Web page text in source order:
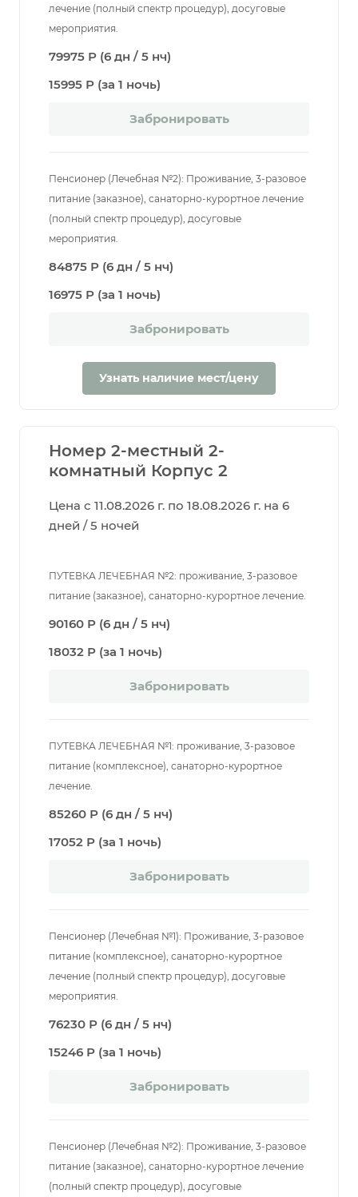
лечение (полный спектр процедур), досуговые
мероприятия.
79975 Р (6 дн / 5 нч)
15995 Р (за 1 ночь)
Забронировать
Пенсионер (Лечебная №2): Проживание, 3-разовое
питание (заказное), санаторно-курортное лечение
(полный спектр процедур), досуговые
мероприятия.
84875 Р (6 дн / 5 нч)
16975 Р (за 1 ночь)
Забронировать
Узнать наличие мест/цену
Номер 2-местный 2-
комнатный Корпус 2
Цена с 11.08.2026 г. по 18.08.2026 г. на 6
дней / 5 ночей
ПУТЕВКА ЛЕЧЕБНАЯ №2: проживание, 3-разовое
питание (заказное), санаторно-курортное лечение.
90160 Р (6 дн / 5 нч)
18032 Р (за 1 ночь)
Забронировать
ПУТЕВКА ЛЕЧЕБНАЯ №1: проживание, 3-разовое
питание (комплексное), санаторно-курортное
лечение.
85260 Р (6 дн / 5 нч)
17052 Р (за 1 ночь)
Забронировать
Пенсионер (Лечебная №1): Проживание, 3-разовое
питание (комплексное), санаторно-курортное
лечение (полный спектр процедур), досуговые
мероприятия.
76230 Р (6 дн / 5 нч)
15246 Р (за 1 ночь)
Забронировать
Пенсионер (Лечебная №2): Проживание, 3-разовое
питание (заказное), санаторно-курортное лечение
(полный спектр процедур), досуговые